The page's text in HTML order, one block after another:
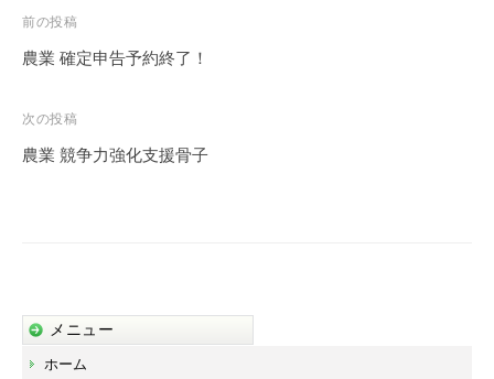
投
稿
ビ
ゲ
前の投稿
農業 確定申告予約終了！
次の投稿
農業 競争力強化支援骨子
メニュー
ホーム